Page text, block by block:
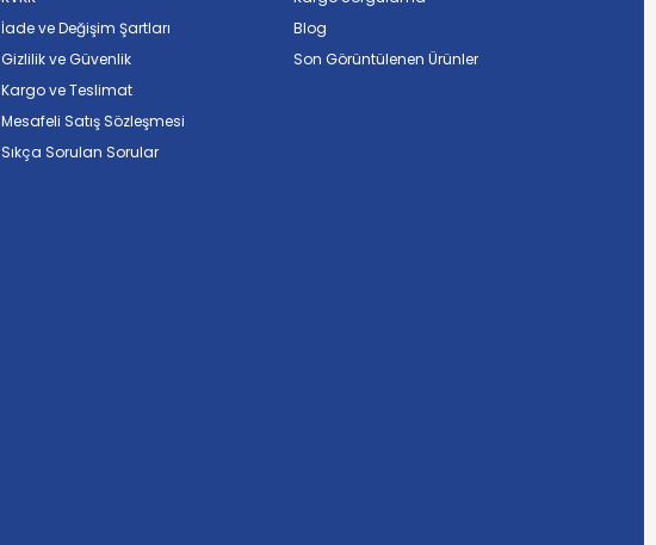
İade ve Değişim Şartları
Gizlilik ve Güvenlik
Kargo ve Teslimat
Mesafeli Satış Sözleşmesi
Sıkça Sorulan Sorular
Blog
Son Görüntülenen Ürünler